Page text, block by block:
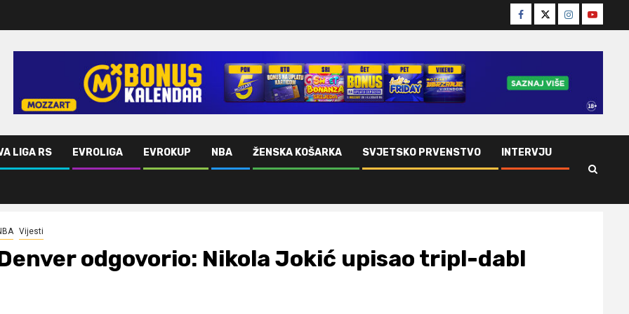
Facebook
TwitterInstagram
Youtube
LIGA RS EVROLIGA EVROKUP NBA ŽENSKA KOŠARKA SVJETSKO PRVENSTVO INTERVJU
Vijesti
odgovorio: Nikola Jokić upisao tripl-dabl